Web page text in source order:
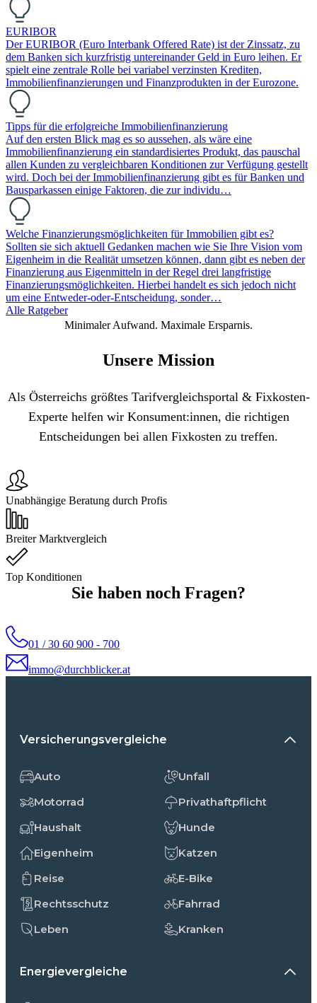
EURIBOR
Der EURIBOR (Euro Interbank Offered Rate) ist der Zinssatz, zu
dem Banken sich kurzfristig untereinander Geld in Euro leihen. Er
spielt eine zentrale Rolle bei variabel verzinsten Krediten,
Immobilienfinanzierungen und Finanzprodukten in der Eurozone.
Tipps für die erfolgreiche Immobilienfinanzierung
Auf den ersten Blick mag es so aussehen, als wäre eine
Immobilienfinanzierung ein standardisiertes Produkt, das pauschal
allen Kunden zu vergleichbaren Konditionen zur Verfügung gestellt
wird. Doch bei der Immobilienfinanzierung gibt es für Banken und
Bausparkassen einige Faktoren, die zur individu…
Welche Finanzierungsmöglichkeiten für Immobilien gibt es?
Sollten sie sich aktuell Gedanken machen wie Sie Ihre Vision vom
Eigenheim in die Realität umsetzen können, dann gibt es neben der
Finanzierung aus Eigenmitteln in der Regel drei langfristige
Finanzierungsmöglichkeiten. Hierbei handelt es sich jedoch nicht
um eine Entweder-oder-Entscheidung, sonder…
Alle Ratgeber
Minimaler Aufwand. Maximale Ersparnis.
Unsere Mission
Als Österreichs größtes Tarifvergleichsportal & Fixkosten-
Experte helfen wir Konsument:innen, die richtigen
Entscheidungen bei allen Fixkosten zu treffen.
Unabhängige Beratung durch Profis
Breiter Marktvergleich
Top Konditionen
Sie haben noch Fragen?
01 / 30 60 900 - 700
immo@durchblicker.at
Versicherungsvergleiche
Auto
Motorrad
Haushalt
Eigenheim
Reise
Rechtsschutz
Leben
Unfall
Privathaftpflicht
Hunde
Katzen
E-Bike
Fahrrad
Kranken
Energievergleiche